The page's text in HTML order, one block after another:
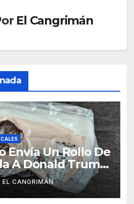
El Cangrimán
Envía Un Rollo De
A Donald Trump
Las Hojas De
EL CANGRIMÁN